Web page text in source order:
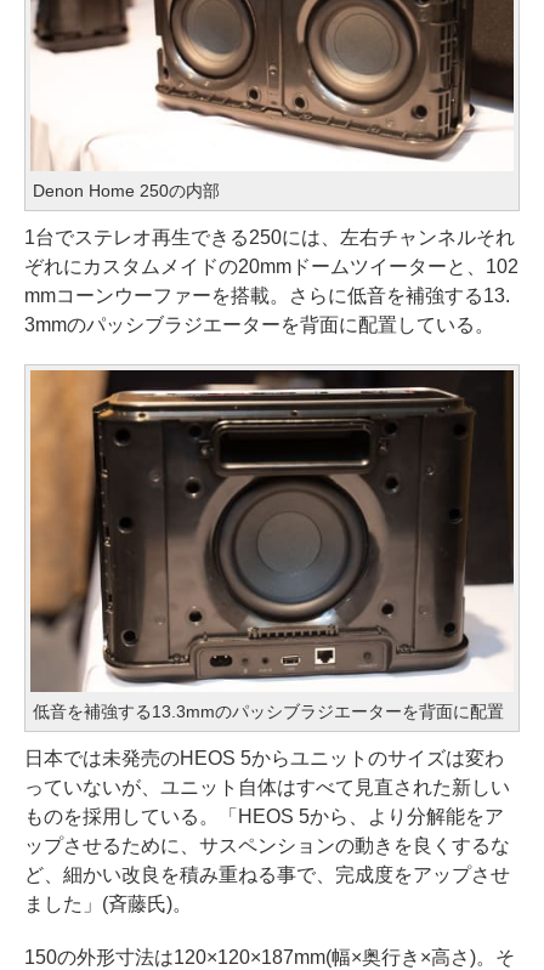
Denon Home 250の内部
1台でステレオ再生できる250には、左右チャンネルそれ
ぞれにカスタムメイドの20mmドームツイーターと、102
mmコーンウーファーを搭載。さらに低音を補強する13.
3mmのパッシブラジエーターを背面に配置している。
低音を補強する13.3mmのパッシブラジエーターを背面に配置
日本では未発売のHEOS 5からユニットのサイズは変わ
っていないが、ユニット自体はすべて見直された新しい
ものを採用している。「HEOS 5から、より分解能をア
ップさせるために、サスペンションの動きを良くするな
ど、細かい改良を積み重ねる事で、完成度をアップさせ
ました」(斉藤氏)。
150の外形寸法は120×120×187mm(幅×奥行き×高さ)。そ